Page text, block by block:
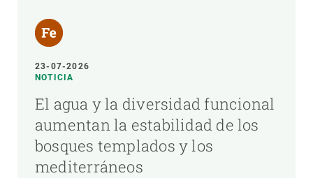
23-07-2026
NOTICIA
El agua y la diversidad funcional
aumentan la estabilidad de los
bosques templados y los
mediterráneos